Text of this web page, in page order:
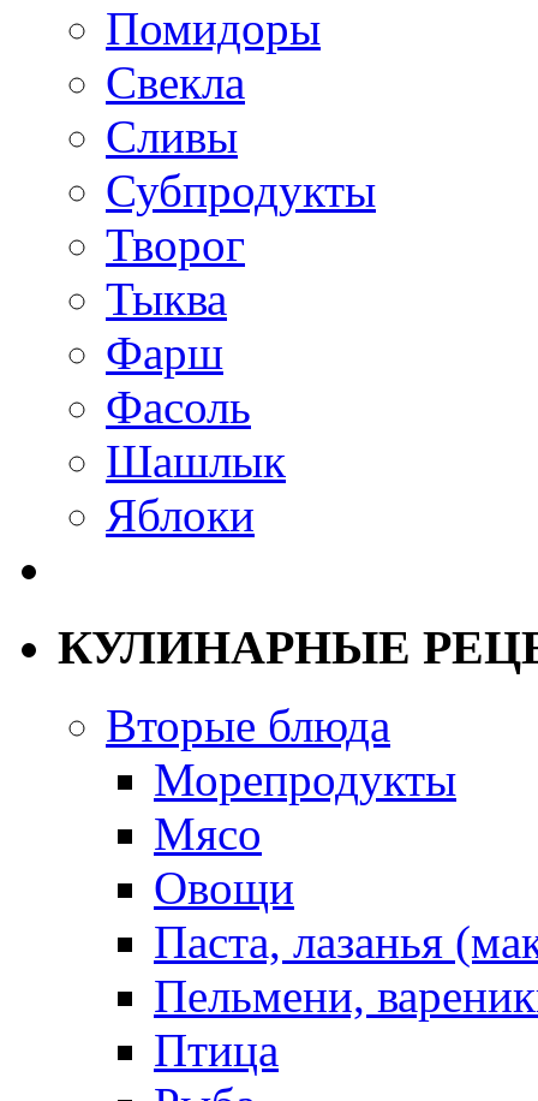
Помидоры
Свекла
Сливы
Субпродукты
Творог
Тыква
Фарш
Фасоль
Шашлык
Яблоки
КУЛИНАРНЫЕ
Вторые блюда
Морепродукты
Мясо
Овощи
Паста, лазанья
Пельмени,
Птица